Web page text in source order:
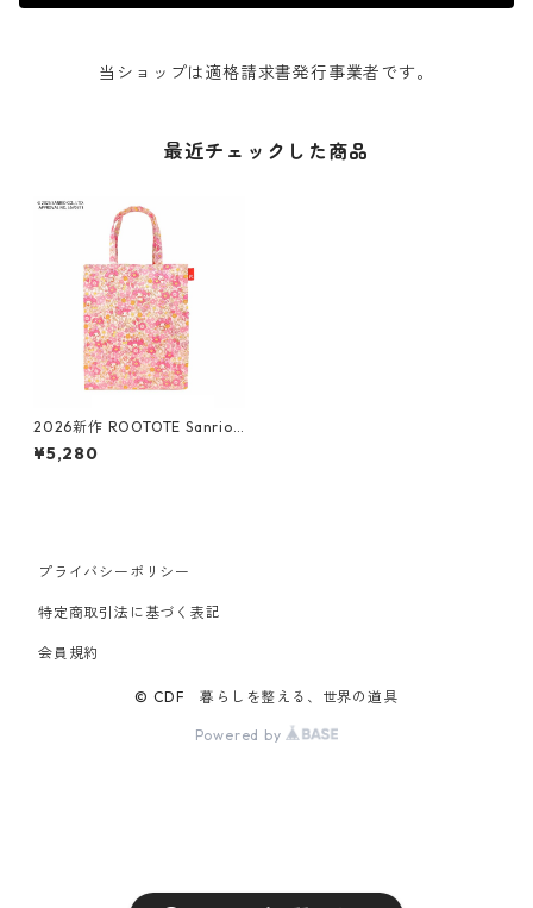
当ショップは適格請求書発行事業者です。
最近チェックした商品
2026新作 ROOTOTE Sanrio
ルートート サンリオ A-quatr
e 8471 IP.アーキャトル.ラミ.
¥5,280
プライバシーポリシー
特定商取引法に基づく表記
会員規約
© CDF 暮らしを整える、世界の道具
Powered by